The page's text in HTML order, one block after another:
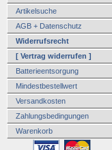
Artikelsuche
AGB + Datenschutz
Widerrufsrecht
[ Vertrag widerrufen ]
Batterieentsorgung
Mindestbestellwert
Versandkosten
Zahlungsbedingungen
Warenkorb